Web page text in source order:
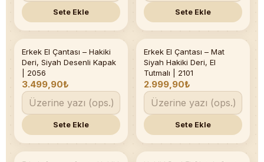
Sete Ekle Sete Ekle
Son 2 adet
Erkek El Çantası – Hakiki
Deri, Siyah Desenli Kapak
| 2056
3.499,90₺
Sete Ekle
Son 1 adet
Erkek El Çantası – Mat
Siyah Hakiki Deri, El
Tutmalı | 2101
2.999,90₺
Sete Ekle